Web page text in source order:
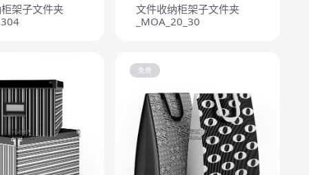
架子文件夹
文件收纳柜架子文件夹
_MOA_20_30
免费